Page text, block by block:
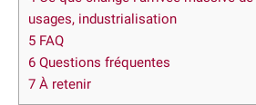
usages, industrialisation
5 FAQ
6 Questions fréquentes
7 À retenir